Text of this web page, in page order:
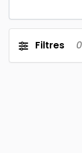
Filtres 0